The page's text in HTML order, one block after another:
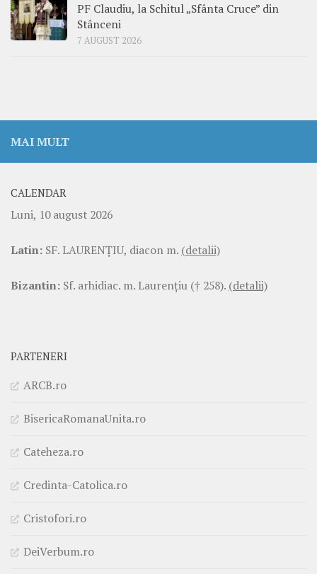
PF Claudiu, la Schitul „Sfânta Cruce” din
Stânceni
7 AUGUST 2026
MAI MULT
CALENDAR
Luni, 10 august 2026
Latin: SF. LAURENŢIU, diacon m. (detalii)
Bizantin: Sf. arhidiac. m. Laurenţiu († 258). (detalii)
PARTENERI
ARCB.ro
BisericaRomanaUnita.ro
Cateheza.ro
Credinta-Catolica.ro
Cristofori.ro
DeiVerbum.ro